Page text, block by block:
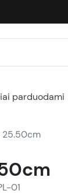
parduodami
25.50cm
01